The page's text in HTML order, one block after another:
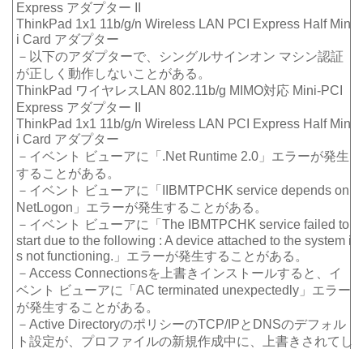
Express アダプター II
ThinkPad 1x1 11b/g/n Wireless LAN PCI Express Half Min
i Card アダプター
－以下のアダプターで、シングルサインオン マシン認証
が正しく動作しないことがある。
ThinkPad ワイヤレスLAN 802.11b/g MIMO対応 Mini-PCI
Express アダプター II
ThinkPad 1x1 11b/g/n Wireless LAN PCI Express Half Min
i Card アダプター
－イベント ビューアに「.Net Runtime 2.0」エラーが発生
することがある。
－イベント ビューアに「IIBMTPCHK service depends on
NetLogon」エラーが発生することがある。
－イベント ビューアに「The IBMTPCHK service failed to
start due to the following : A device attached to the system i
s not functioning.」エラーが発生することがある。
－Access Connectionsを上書きインストールすると、イ
ベント ビューアに「AC terminated unexpectedly」エラー
が発生することがある。
－Active DirectoryのポリシーのTCP/IPとDNSのデフォル
ト設定が、プロファイルの新規作成中に、上書きされてし